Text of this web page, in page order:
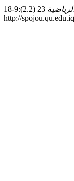
23 (2.2):9-18.
http://